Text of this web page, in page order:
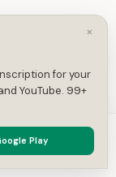
этот
ноги, да?
это решение
потом
×
for your
YouTube. 99+
Play